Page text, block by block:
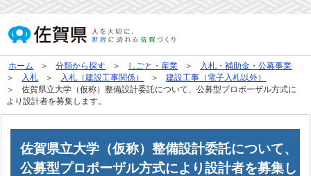
ホーム 分類から探す しごと・産業
入札・補助金・公募事業
入札
入札（建設工事関係）
建設工事（電子入札以外）
佐賀県立大学（仮称）整備設計委託について、公募型プロポーザル方式に
より設計者を募集します。
佐賀県立大学（仮称）整備設計委託について、
公募型プロポーザル方式により設計者を募集し